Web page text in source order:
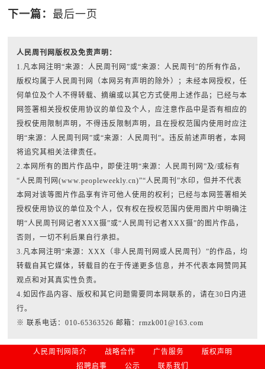
下一篇：最后一页
人民周刊网版权及免责声明：
1.凡本网注明“来源：人民周刊网”或“来源：人民周刊”的所有作品，
版权均属于人民周刊网（本网另有声明的除外）；未经本网授权，任
何单位及个人不得转载、摘编或以其它方式使用上述作品；已经与本
网签署相关授权使用协议的单位及个人，应注意作品中是否有相应的
授权使用限制声明，不得违反限制声明，且在授权范围内使用时应注
明“来源：人民周刊网”或“来源：人民周刊”。违反前述声明者，本网
将追究其相关法律责任。
2.本网所有的图片作品中，即使注明“来源：人民周刊网”及/或标有
“人民周刊网(www.peopleweekly.cn)”“人民周刊”水印，但并不代表
本网对该等图片作品享有许可他人使用的权利；已经与本网签署相关
授权使用协议的单位及个人，仅有权在授权范围内使用图片中明确注
明“人民周刊网记者XXX摄”或“人民周刊记者XXX摄”的图片作品，
否则，一切不利后果自行承担。
3.凡本网注明“来源：XXX（非人民周刊网或人民周刊）”的作品，均
转载自其它媒体，转载目的在于传递更多信息，并不代表本网赞同其
观点和对其真实性负责。
4.如因作品内容、版权和其它问题需要同本网联系的，请在30日内进
行。
※ 联系电话：010-65363526 邮箱：rmzk001@163.com
人民周刊网简介 战略合作 广告服务
版权声明
招聘启事
公示 联系我们